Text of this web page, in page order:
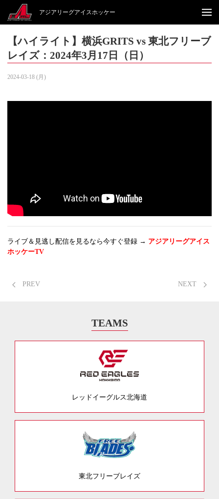
アジアリーグアイスホッケー
【ハイライト】横浜GRITS vs 東北フリーブ
レイズ：2024年3月17日（日）
2024-03-18 (月)
ライブ＆見逃し配信を見るなら今すぐ登録 → アジアリーグアイス
ホッケーTV
PREV NEXT
TEAMS
レッドイーグルス北海道
東北フリーブレイズ